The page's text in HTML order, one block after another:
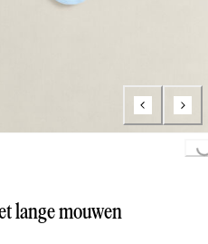
lange mouwen